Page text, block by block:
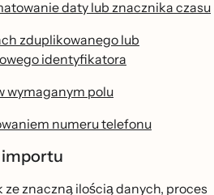
daty lub znacznika czasu
zduplikowanego lub
identyfikatora
wymaganym polu
numeru telefonu
znaczną ilością danych, proces